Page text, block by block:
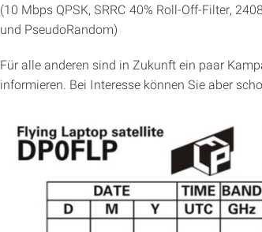
(10 Mbps QPSK, SRRC 40% Roll-Off-Filter,
und PseudoRandom)
Für alle anderen sind in Zukunft ein paar
informieren. Bei Interesse können Sie aber